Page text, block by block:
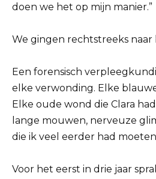
doen we het op mijn manier.”
We gingen rechtstreeks naar
Een forensisch
elke verwonding. Elke
Elke oude wond die Clara
lange mouwen, nerveuze
die ik veel eerder had
Voor het eerst in drie jaar